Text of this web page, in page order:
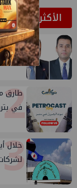
الأكثر قراءة
1
تعيين
للهيئة
2
طارق
في
3
خلال